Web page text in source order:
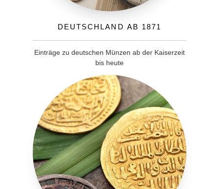
Deutschland ab 1871
Einträge zu deutschen Münzen ab der Kaiserzeit
bis heute